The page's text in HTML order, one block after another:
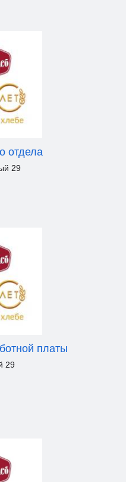
отдела
29
платы
29